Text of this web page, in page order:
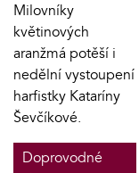
Milovníky
květinových
aranžmá potěší i
nedělní vystoupení
harfistky Kataríny
Ševčíkové.
Doprovodné